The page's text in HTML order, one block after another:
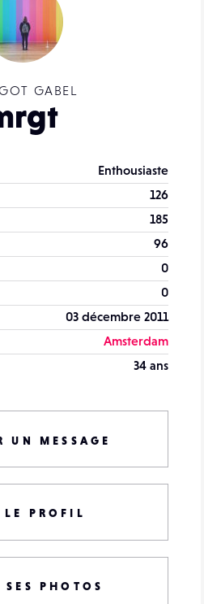
GABEL
Enthousiaste
126
185
96
0
0
03 décembre 2011
Amsterdam
34 ans
UN MESSAGE
PROFIL
SES PHOTOS